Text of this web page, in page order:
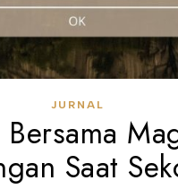
JURNAL
Saat